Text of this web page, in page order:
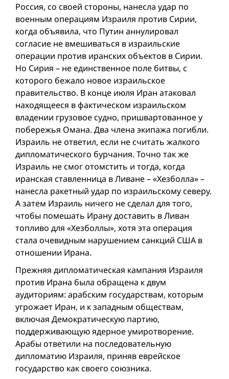
Россия, со своей стороны, нанесла удар по
военным операциям Израиля против Сирии,
когда объявила, что Путин аннулировал
согласие не вмешиваться в израильские
операции против иранских объектов в Сирии.
Но Сирия – не единственное поле битвы, с
которого бежало новое израильское
правительство. В конце июля Иран атаковал
находящееся в фактическом израильском
владении грузовое судно, пришвартованное у
побережья Омана. Два члена экипажа погибли.
Израиль не ответил, если не считать жалкого
дипломатического бурчания. Точно так же
Израиль не смог отомстить и тогда, когда
иранская ставленница в Ливане – «Хезболла» –
нанесла ракетный удар по израильскому северу.
А затем Израиль ничего не сделал для того,
чтобы помешать Ирану доставить в Ливан
топливо для «Хезболлы», хотя эта операция
стала очевидным нарушением санкций США в
отношении Ирана.
Прежняя дипломатическая кампания Израиля
против Ирана была обращена к двум
аудиториям: арабским государствам, которым
угрожает Иран, и к западным обществам,
включая Демократическую партию,
поддерживающую ядерное умиротворение.
Арабы ответили на последовательную
дипломатию Израиля, приняв еврейское
государство как своего союзника.